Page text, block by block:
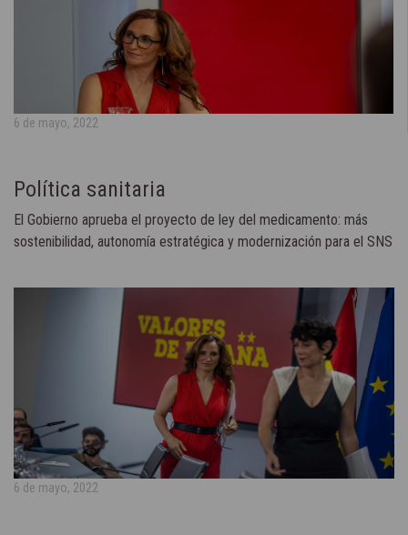
6 de mayo, 2022
Política sanitaria
El Gobierno aprueba el proyecto de ley del medicamento: más
sostenibilidad, autonomía estratégica y modernización para el SNS
6 de mayo, 2022